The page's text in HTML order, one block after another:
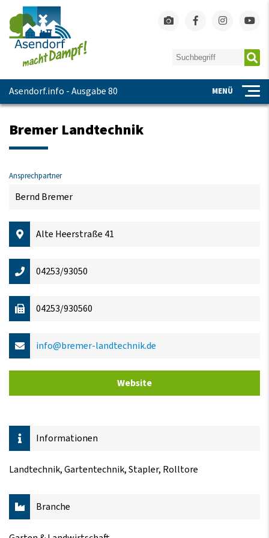
Asendorf.info - Ausgabe 80 MENÜ
Bremer Landtechnik
Ansprechpartner
Bernd Bremer
Alte Heerstraße 41
04253/93050
04253/930560
info@bremer-landtechnik.de
Website
Informationen
Landtechnik, Gartentechnik, Stapler, Rolltore
Branche